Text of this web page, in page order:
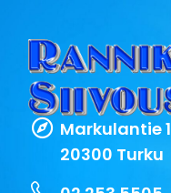
Markulantie 1
20300 Turku